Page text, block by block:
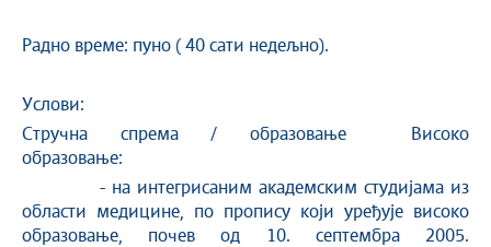
Радно време: пуно ( 40 сати недељно).
Услови:
Стручна спрема / образовање Високо
образовање:
- на интегрисаним академским студијама из
области медицине, по пропису који уређује високо
образовање, почев од 10. септембра 2005.